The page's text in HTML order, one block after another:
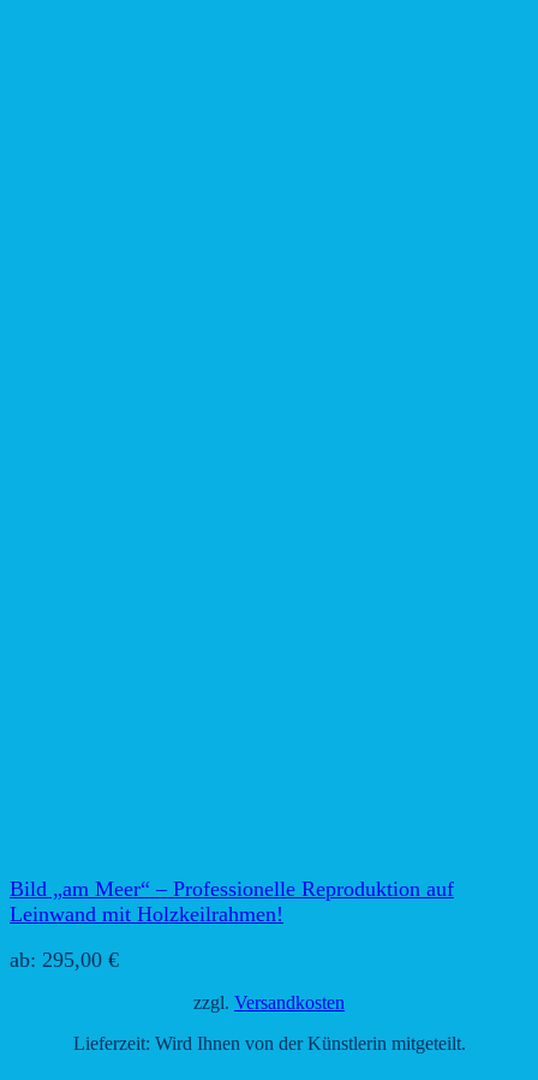
Bild „am Meer“ – Professionelle Reproduktion auf
Leinwand mit Holzkeilrahmen!
ab: 295,00 €
zzgl. Versandkosten
Lieferzeit: Wird Ihnen von der Künstlerin mitgeteilt.